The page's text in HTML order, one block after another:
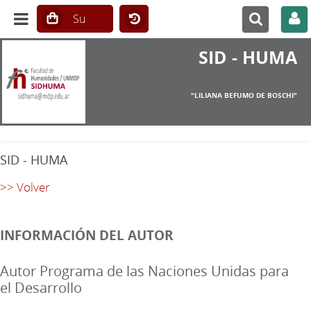
SID - HUMA
"LILIANA BEFUMO DE BOSCHI"
SID - HUMA
>> Volver
INFORMACIÓN DEL AUTOR
Autor Programa de las Naciones Unidas para
el Desarrollo